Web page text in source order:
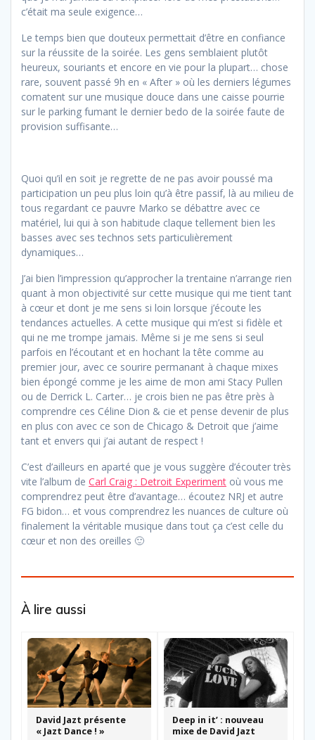
c’était ma seule exigence…
Le temps bien que douteux permettait d’être en confiance
sur la réussite de la soirée. Les gens semblaient plutôt
heureux, souriants et encore en vie pour la plupart… chose
rare, souvent passé 9h en « After » où les derniers légumes
comatent sur une musique douce dans une caisse pourrie
sur le parking fumant le dernier bedo de la soirée faute de
provision suffisante…
Quoi qu’il en soit je regrette de ne pas avoir poussé ma
participation un peu plus loin qu’à être passif, là au milieu de
tous regardant ce pauvre Marko se débattre avec ce
matériel, lui qui à son habitude claque tellement bien les
basses avec ses technos sets particulièrement
dynamiques…
J’ai bien l’impression qu’approcher la trentaine n’arrange rien
quant à mon objectivité sur cette musique qui me tient tant
à cœur et dont je me sens si loin lorsque j’écoute les
tendances actuelles. A cette musique qui m’est si fidèle et
qui ne me trompe jamais. Même si je me sens si seul
parfois en l’écoutant et en hochant la tête comme au
premier jour, avec ce sourire permanant à chaque mixes
bien épongé comme je les aime de mon ami Stacy Pullen
ou de Derrick L. Carter… je crois bien ne pas être près à
comprendre ces Céline Dion & cie et pense devenir de plus
en plus con avec ce son de Chicago & Detroit que j’aime
tant et envers qui j’ai autant de respect !
C’est d’ailleurs en aparté que je vous suggère d’écouter très
vite l’album de Carl Craig : Detroit Experiment où vous me
comprendrez peut être d’avantage… écoutez NRJ et autre
FG bidon… et vous comprendrez les nuances de culture où
finalement la véritable musique dans tout ça c’est celle du
cœur et non des oreilles 🙂
À lire aussi
David Jazt présente
« Jazt Dance ! »
Deep in it’ : nouveau
mixe de David Jazt